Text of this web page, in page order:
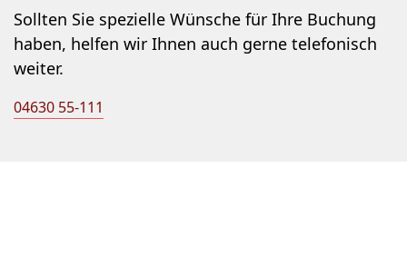
Sollten Sie spezielle Wünsche für Ihre Buchung
haben, helfen wir Ihnen auch gerne telefonisch
weiter.
04630 55-111